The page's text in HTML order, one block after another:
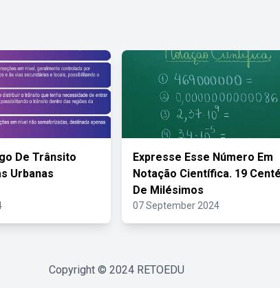
De Trânsito
Urbanas
Expresse Esse Número Em
Notação Científica. 19
De Milésimos
07 September 2024
Copyright © 2024 RETOEDU